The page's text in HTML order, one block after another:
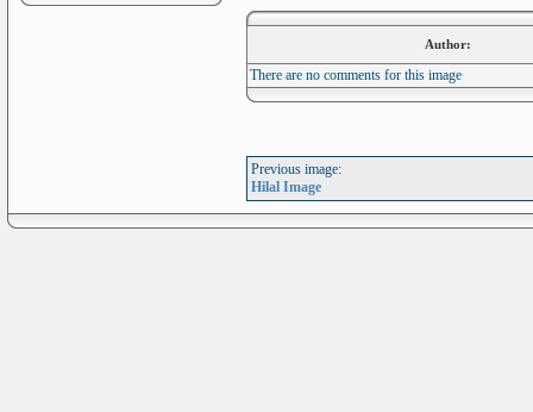
Author:
There are no comments for this image
Previous image:
Hilal Image